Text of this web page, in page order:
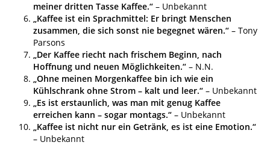
meiner dritten Tasse Kaffee.“ – Unbekannt
„Kaffee ist ein Sprachmittel: Er bringt Menschen
zusammen, die sich sonst nie begegnet wären.“ – Tony
Parsons
„Der Kaffee riecht nach frischem Beginn, nach
Hoffnung und neuen Möglichkeiten.“ – N.N.
„Ohne meinen Morgenkaffee bin ich wie ein
Kühlschrank ohne Strom – kalt und leer.“ – Unbekannt
„Es ist erstaunlich, was man mit genug Kaffee
erreichen kann – sogar montags.“ – Unbekannt
„Kaffee ist nicht nur ein Getränk, es ist eine Emotion.“
– Unbekannt